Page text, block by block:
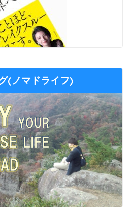
(ノマドライフ)